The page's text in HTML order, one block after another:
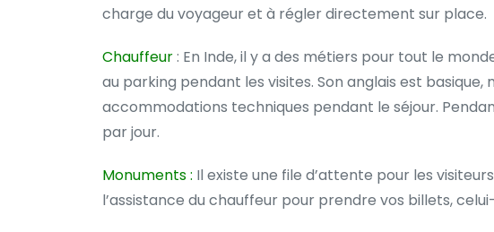
charge du voyageur et à régler directement sur place.
Chauffeur: En Inde, il y a des métiers pour tout le
au parking pendant les visites. Son anglais est
accommodations techniques pendant le séjour.
par jour.
Monuments : Il existe une file d’attente pour les
l’assistance du chauffeur pour prendre vos billets,